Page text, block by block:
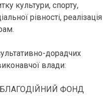
культури, спорту,
рівності, реалізація
дорадчих
влади:
ФОНД